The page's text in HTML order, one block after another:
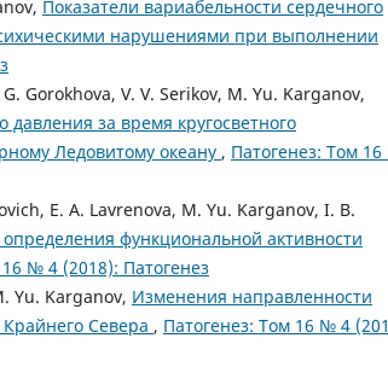
Показатели вариабельности сердечного
нарушениями при выполнении
Gorokhova, V. V. Serikov, M. Yu. Karganov,
за время кругосветного
Ледовитому океану , Патогенез: Том
E. A. Lavrenova, M. Yu. Karganov, I. B.
функциональной активности
№ 4 (2018): Патогенез
Yu. Karganov, Изменения направленности
Севера , Патогенез: Том 16 № 4